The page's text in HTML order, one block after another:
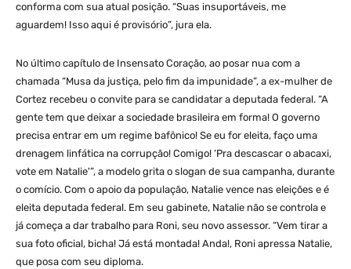
conforma com sua atual posição. “Suas insuportáveis, me
aguardem! Isso aqui é provisório”, jura ela.
No último capítulo de Insensato Coração, ao posar nua com a
chamada “Musa da justiça, pelo fim da impunidade”, a ex-mulher de
Cortez recebeu o convite para se candidatar a deputada federal. “A
gente tem que deixar a sociedade brasileira em forma! O governo
precisa entrar em um regime bafônico! Se eu for eleita, faço uma
drenagem linfática na corrupção! Comigo! ‘Pra descascar o abacaxi,
vote em Natalie'”, a modelo grita o slogan de sua campanha, durante
o comício. Com o apoio da população, Natalie vence nas eleições e é
eleita deputada federal. Em seu gabinete, Natalie não se controla e
já começa a dar trabalho para Roni, seu novo assessor. “Vem tirar a
sua foto oficial, bicha! Já está montada! Anda!, Roni apressa Natalie,
que posa com seu diploma.